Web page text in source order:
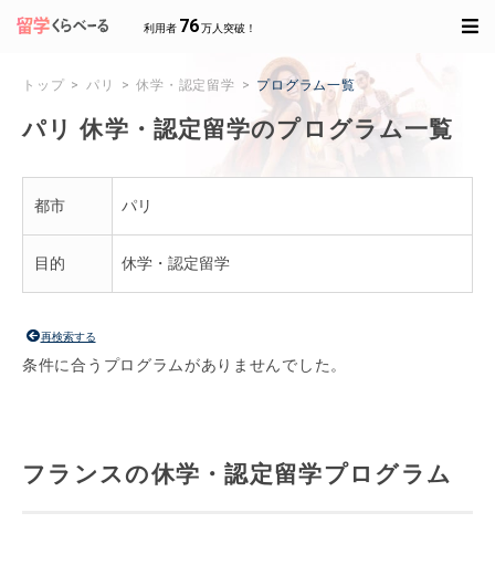
利用者 76万人突破！
トップ パリ 休学・認定留学 プログラム一覧
パリ 休学・認定留学のプログラム一覧
都市 パリ
目的 休学・認定留学
再検索する
条件に合うプログラムがありませんでした。
フランスの休学・認定留学プログラム